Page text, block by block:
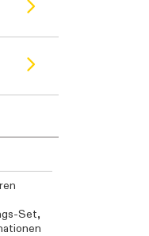
Set,